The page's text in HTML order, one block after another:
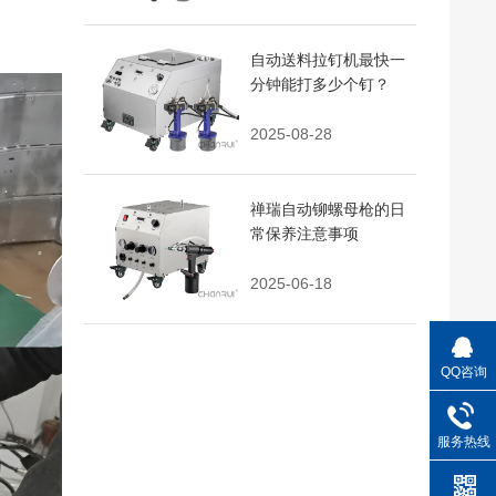
自动送料拉钉机最快一
分钟能打多少个钉？
2025-08-28
禅瑞自动铆螺母枪的日
常保养注意事项
2025-06-18
QQ咨询
服务热线